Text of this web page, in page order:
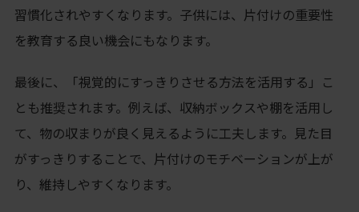
習慣化されやすくなります。子供には、片付けの重要性
を教育する良い機会にもなります。
最後に、「視覚的にすっきりさせる方法を活用する」こ
とも推奨されます。例えば、収納ボックスや棚を活用し
て、物の収まりが良く見えるように工夫します。見た目
がすっきりすることで、片付けのモチベーションが上が
り、維持しやすくなります。